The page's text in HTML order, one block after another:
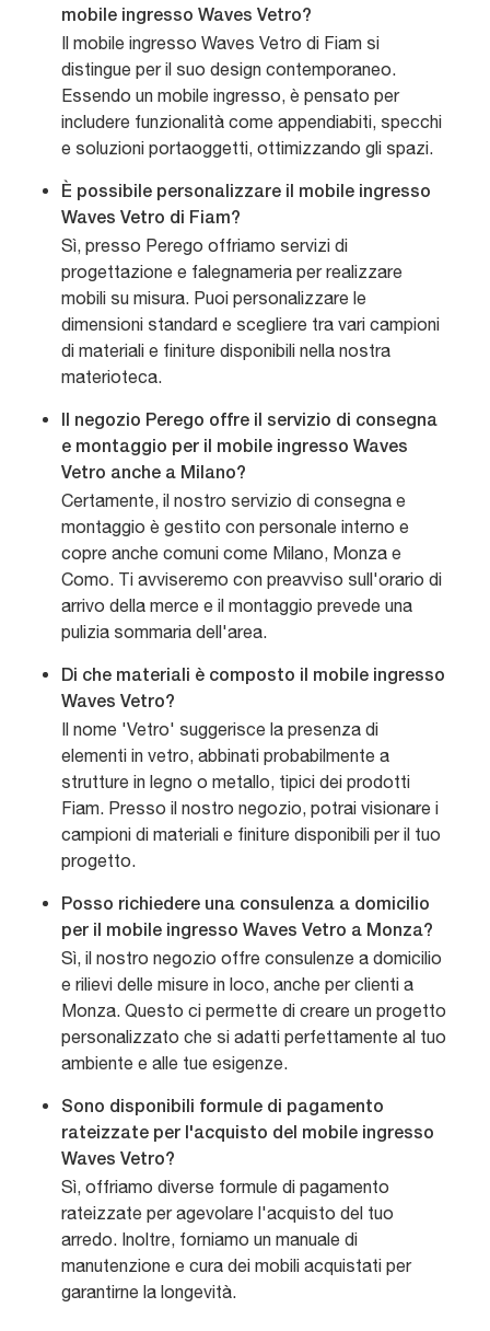
mobile ingresso Waves Vetro?
Il mobile ingresso Waves Vetro di Fiam si
distingue per il suo design contemporaneo.
Essendo un mobile ingresso, è pensato per
includere funzionalità come appendiabiti, specchi
e soluzioni portaoggetti, ottimizzando gli spazi.
È possibile personalizzare il mobile ingresso
Waves Vetro di Fiam?
Sì, presso Perego offriamo servizi di
progettazione e falegnameria per realizzare
mobili su misura. Puoi personalizzare le
dimensioni standard e scegliere tra vari campioni
di materiali e finiture disponibili nella nostra
materioteca.
Il negozio Perego offre il servizio di consegna
e montaggio per il mobile ingresso Waves
Vetro anche a Milano?
Certamente, il nostro servizio di consegna e
montaggio è gestito con personale interno e
copre anche comuni come Milano, Monza e
Como. Ti avviseremo con preavviso sull'orario di
arrivo della merce e il montaggio prevede una
pulizia sommaria dell'area.
Di che materiali è composto il mobile ingresso
Waves Vetro?
Il nome 'Vetro' suggerisce la presenza di
elementi in vetro, abbinati probabilmente a
strutture in legno o metallo, tipici dei prodotti
Fiam. Presso il nostro negozio, potrai visionare i
campioni di materiali e finiture disponibili per il tuo
progetto.
Posso richiedere una consulenza a domicilio
per il mobile ingresso Waves Vetro a Monza?
Sì, il nostro negozio offre consulenze a domicilio
e rilievi delle misure in loco, anche per clienti a
Monza. Questo ci permette di creare un progetto
personalizzato che si adatti perfettamente al tuo
ambiente e alle tue esigenze.
Sono disponibili formule di pagamento
rateizzate per l'acquisto del mobile ingresso
Waves Vetro?
Sì, offriamo diverse formule di pagamento
rateizzate per agevolare l'acquisto del tuo
arredo. Inoltre, forniamo un manuale di
manutenzione e cura dei mobili acquistati per
garantirne la longevità.